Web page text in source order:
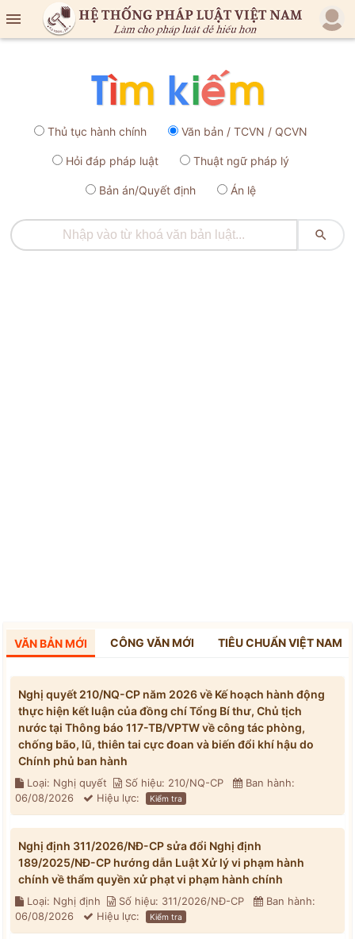

Thủ tục hành chính Văn bản / TCVN / QCVN
Hỏi đáp pháp luật Thuật ngữ pháp lý
Bản án/Quyết định Án lệ

VĂN BẢN MỚI CÔNG VĂN MỚI TIÊU CHUẨN VIỆT NAM
Nghị quyết 210/NQ-CP năm 2026 về Kế hoạch hành động
thực hiện kết luận của đồng chí Tổng Bí thư, Chủ tịch
nước tại Thông báo 117-TB/VPTW về công tác phòng,
chống bão, lũ, thiên tai cực đoan và biến đổi khí hậu do
Chính phủ ban hành
Loại: Nghị quyết Số hiệu: 210/NQ-CP
Ban hành:
06/08/2026
Hiệu lực: Kiểm tra
Nghị định 311/2026/NĐ-CP sửa đổi Nghị định
189/2025/NĐ-CP hướng dẫn Luật Xử lý vi phạm hành
chính về thẩm quyền xử phạt vi phạm hành chính
Loại: Nghị định Số hiệu: 311/2026/NĐ-CP
Ban hành:
06/08/2026
Hiệu lực: Kiểm tra